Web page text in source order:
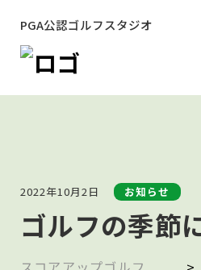
PGA公認ゴルフスタジオ
2022年10月2日 お知らせ
ゴルフの季節